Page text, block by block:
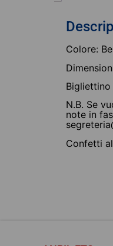
Colore:
Bigliettino
N.B. Se
note in
Confetti